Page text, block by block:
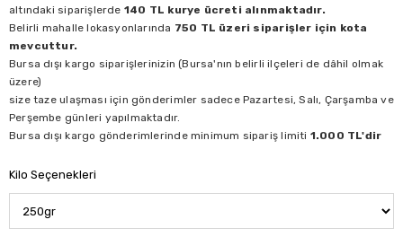
altındaki siparişlerde 140 TL kurye ücreti alınmaktadır.
Belirli mahalle lokasyonlarında 750 TL üzeri siparişler için kota
mevcuttur.
Bursa dışı kargo siparişlerinizin (Bursa'nın belirli ilçeleri de dâhil olmak
üzere)
size taze ulaşması için gönderimler sadece Pazartesi, Salı, Çarşamba ve
Perşembe günleri yapılmaktadır.
Bursa dışı kargo gönderimlerinde minimum sipariş limiti 1.000 TL'dir
Kilo Seçenekleri